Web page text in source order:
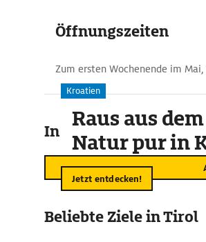
Öffnungszeiten
Zum ersten Wochenende im
In der Umgebung
Kroatien
Raus aus
Natur pur in
Jetzt entdecken!
Beliebte Ziele in Tirol